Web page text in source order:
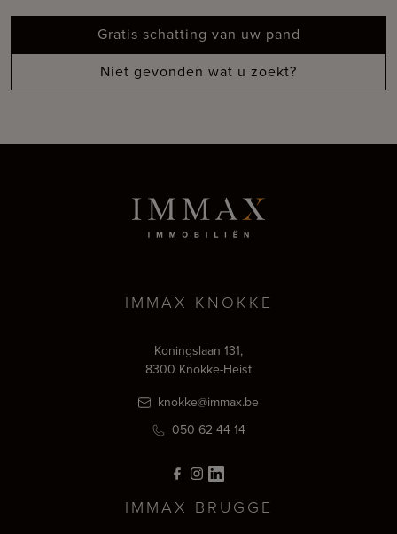
Gratis schatting van uw pand
Niet gevonden wat u zoekt?
IMMAX KNOKKE
Koningslaan 131,
8300 Knokke-Heist
knokke@immax.be
050 62 44 14
IMMAX BRUGGE